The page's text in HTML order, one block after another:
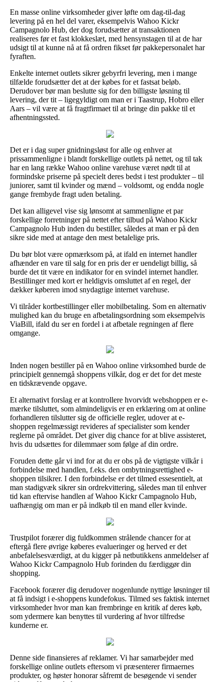
En masse online virksomheder giver løfte om dag-til-dag
levering på en hel del varer, eksempelvis Wahoo Kickr
Campagnolo Hub, der dog forudsætter at transaktionen
realiseres før et fast klokkeslæt, med hensynstagen til at de har
udsigt til at kunne nå at få ordren fikset før pakkepersonalet har
fyraften.
Enkelte internet outlets sikrer gebyrfri levering, men i mange
tilfælde forudsætter det at der købes for et fastsat beløb.
Derudover bør man beslutte sig for den billigste løsning til
levering, der tit – ligegyldigt om man er i Taastrup, Hobro eller
Aars – vil være at få fragtfirmaet til at bringe din pakke til et
afhentningssted.
Det er i dag super gnidningsløst for alle og enhver at
prissammenligne i blandt forskellige outlets på nettet, og til tak
har en lang række Wahoo online varehuse været nødt til at
formindske priserne på specielt deres bedst i test produkter – til
juniorer, samt til kvinder og mænd – voldsomt, og endda nogle
gange frembyde fragt uden betaling.
Det kan alligevel vise sig lønsomt at sammenligne et par
forskellige forretninger på nettet efter tilbud på Wahoo Kickr
Campagnolo Hub inden du bestiller, således at man er på den
sikre side med at antage den mest betalelige pris.
Du bør blot være opmærksom på, at ifald en internet handler
afhænder en vare til salg for en pris der er uendeligt billig, så
burde det tit være en indikator for en svindel internet handler.
Bestillinger med kort er heldigvis omsluttet af en regel, der
dækker køberen imod snydagtige internet varehuse.
Vi tilråder kortbestillinger eller mobilbetaling. Som en alternativ
mulighed kan du bruge en afbetalingsordning som eksempelvis
ViaBill, ifald du ser en fordel i at afbetale regningen af flere
omgange.
Inden nogen bestiller på en Wahoo online virksomhed burde de
principielt gennemgå shoppens vilkår, dog er det for det meste
en tidskrævende opgave.
Et alternativt forslag er at kontrollere hvorvidt webshoppen er e-
mærke tilsluttet, som almindeligvis er en erklæring om at online
forhandleren tilslutter sig de officielle regler, udover at e-
shoppen regelmæssigt revideres af specialister som kender
reglerne på området. Det giver dig chance for at blive assisteret,
hvis du udsættes for dilemmaer som følge af din ordre.
Foruden dette går vi ind for at du er obs på de vigtigste vilkår i
forbindelse med handlen, f.eks. den ombytningsrettighed e-
shoppen tilsikrer. I den forbindelse er det tilmed essesentielt, at
man stadigvæk sikrer sin ordrekvittering, således man til enhver
tid kan eftervise handlen af Wahoo Kickr Campagnolo Hub,
uafhængig om man er på indkøb til en mand eller kvinde.
Trustpilot forærer dig fuldkommen strålende chancer for at
eftergå flere øvrige køberes evalueringer og herved er det
anbefalelsesværdigt, at du kigger på netbutikkens anmeldelser af
Wahoo Kickr Campagnolo Hub forinden du færdiggør din
shopping.
Facebook forærer dig derudover nogenlunde nyttige løsninger til
at få indsigt i e-shoppens kundefokus. Tilmed ses faktisk internet
virksomheder hvor man kan frembringe en kritik af deres køb,
som ydermere kan benyttes til vurdering af hvor tilfredse
kunderne er.
Denne side finansieres af reklamer. Vi har samarbejder med
forskellige online outlets eftersom vi præsenterer firmaernes
produkter, og høster honorar såfremt de besøgende vi sender